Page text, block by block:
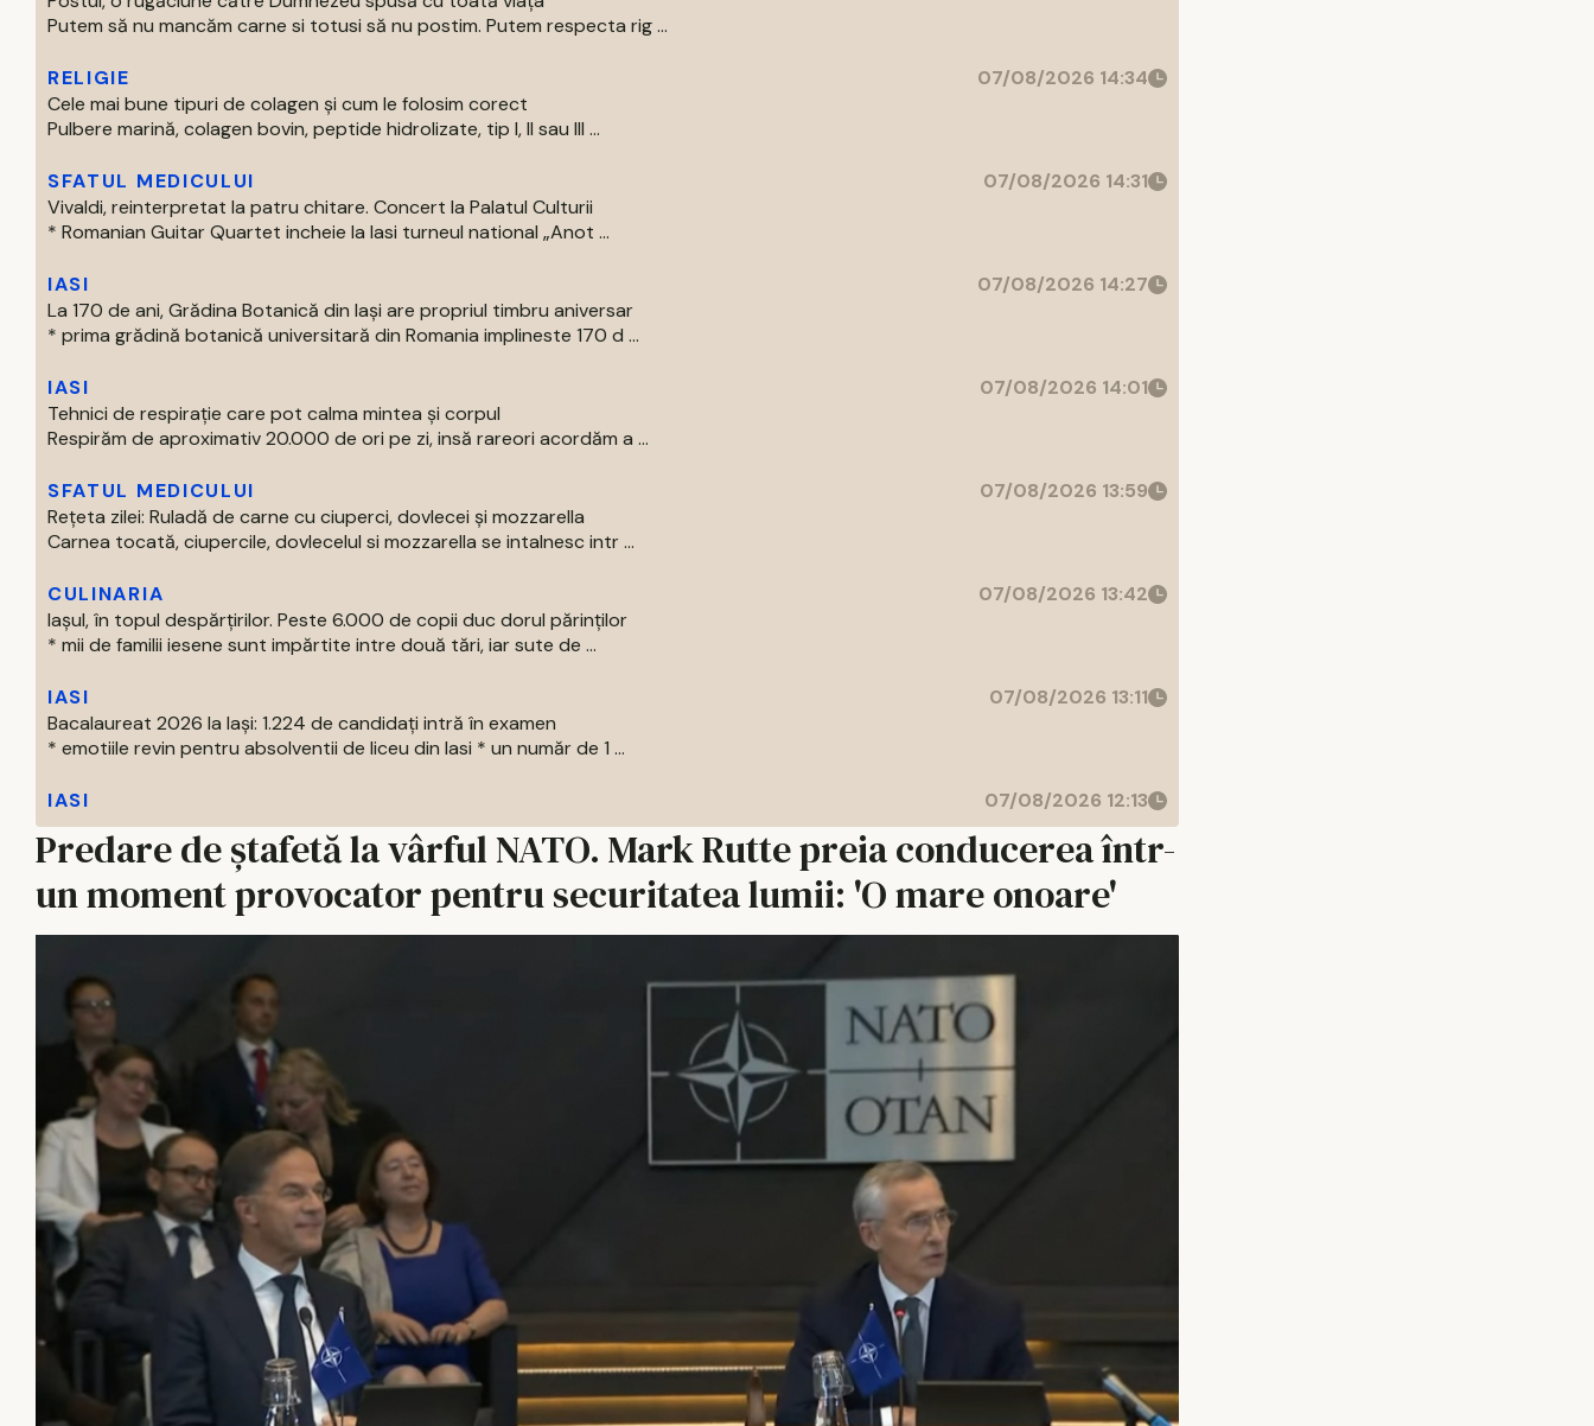
Putem să nu mancăm carne si totusi să nu postim. Putem respecta rig ...
RELIGIE
07/08/2026 14:34
Cele mai bune tipuri de colagen și cum le folosim corect
Pulbere marină, colagen bovin, peptide hidrolizate, tip I, II sau III ...
SFATUL MEDICULUI
07/08/2026 14:31
Vivaldi, reinterpretat la patru chitare. Concert la Palatul Culturii
* Romanian Guitar Quartet incheie la Iasi turneul national „Anot ...
IASI
07/08/2026 14:27
La 170 de ani, Grădina Botanică din Iași are propriul timbru aniversar
* prima grădină botanică universitară din Romania implineste 170 d ...
IASI
07/08/2026 14:01
Tehnici de respirație care pot calma mintea și corpul
Respirăm de aproximativ 20.000 de ori pe zi, insă rareori acordăm a ...
SFATUL MEDICULUI
07/08/2026 13:59
Rețeta zilei: Ruladă de carne cu ciuperci, dovlecei și mozzarella
Carnea tocată, ciupercile, dovlecelul si mozzarella se intalnesc intr ...
CULINARIA
07/08/2026 13:42
Iașul, în topul despărțirilor. Peste 6.000 de copii duc dorul părinților
* mii de familii iesene sunt impărtite intre două tări, iar sute de ...
IASI
07/08/2026 13:11
Bacalaureat 2026 la Iași: 1.224 de candidați intră în examen
* emotiile revin pentru absolventii de liceu din Iasi * un număr de 1 ...
IASI 07/08/2026 12:13
Predare de ștafetă la vârful NATO. Mark Rutte preia conducerea într-
un moment provocator pentru securitatea lumii: 'O mare onoare'